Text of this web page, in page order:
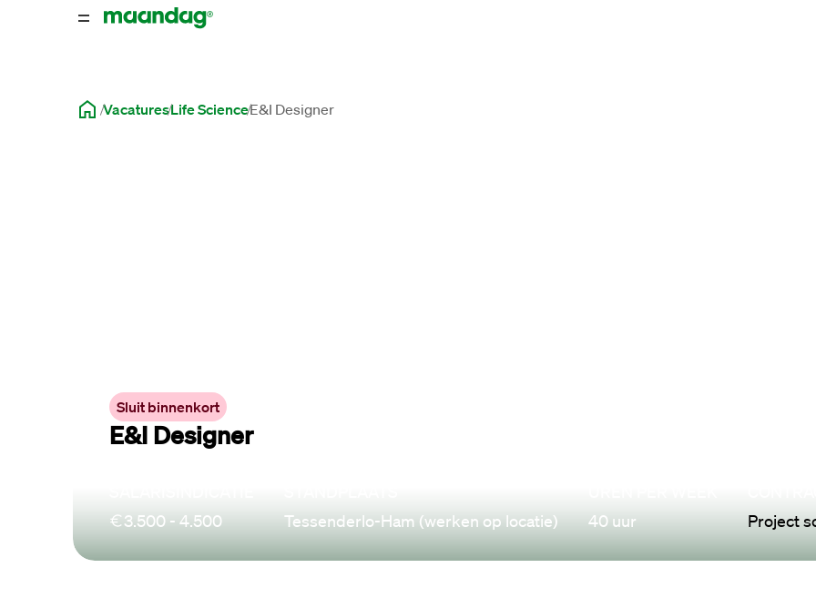
VacaturesLife ScienceE&I Designer
Sluit binnenkort
E&I Designer
3.500 - 4.500
Tessenderlo-Ham (werken op locatie)
40 uur
Project